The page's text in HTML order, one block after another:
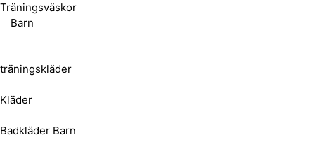
Träningsväskor
Barn
träningskläder
Kläder
Badkläder Barn